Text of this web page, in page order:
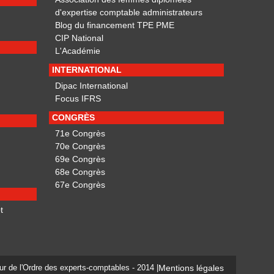
d'expertise comptable administrateurs
Blog du financement TPE PME
CIP National
L'Académie
INTERNATIONAL
Dipac International
Focus IFRS
CONGRÈS
71e Congrès
70e Congrès
69e Congrès
68e Congrès
67e Congrès
de l'Ordre des experts-comptables - 2014 | Mentions légales